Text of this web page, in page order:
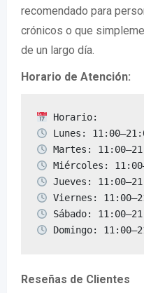
recomendado para
crónicos o que
de un largo día.
Horario de Atención:
Domingo:
Reseñas de Clientes